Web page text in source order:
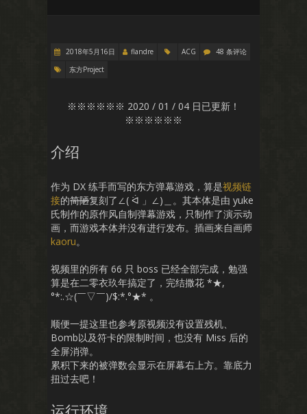
2018年5月16日 flandre ACG
48 条评论
东方Project
※※※※※※ 2020 / 01 / 04 日已更新！
※※※※※※
介绍
作为 DX 练手而写的东方弹幕游戏，算是视频链
接的简陋复刻了∠( ᐛ 」∠)＿。其本体是由 yuke
氏制作的原作风自制弹幕游戏，只制作了演示动
画，而游戏本体并没有进行发布。插画来自画师
kaoru。
视频里的所有 66 只 boss 已经全部完成，勉强
算是在二零衣玖年搞定了，完结撒花 *★,
°*:.☆(￣▽￣)/$:*.°★* 。
顺便一提这里也参考原视频没有设置残机、
Bomb以及符卡的限制时间，也没有 Miss 后的
全屏消弹。
累积下来的被弹数会显示在屏幕右上方。靠底力
扭过去吧！
运行环境